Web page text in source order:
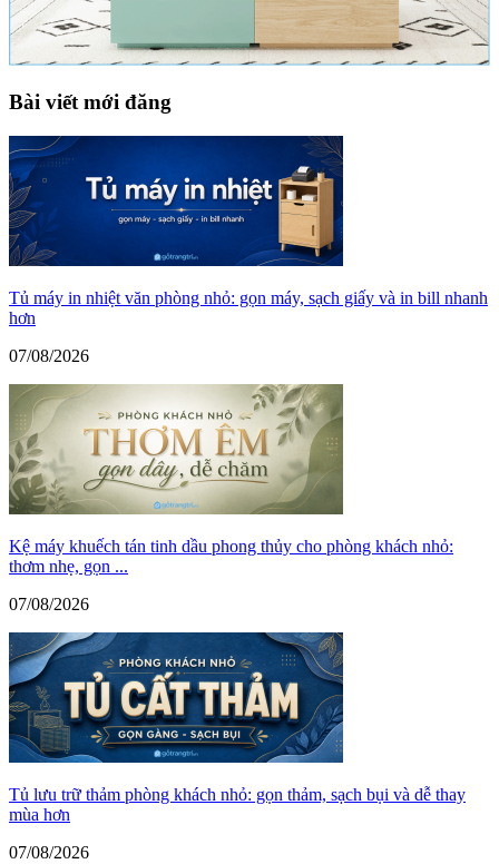
Bài viết mới đăng
Tủ máy in nhiệt văn phòng nhỏ: gọn máy, sạch giấy và in bill nhanh
hơn
07/08/2026
Kệ máy khuếch tán tinh dầu phong thủy cho phòng khách nhỏ:
thơm nhẹ, gọn ...
07/08/2026
Tủ lưu trữ thảm phòng khách nhỏ: gọn thảm, sạch bụi và dễ thay
mùa hơn
07/08/2026